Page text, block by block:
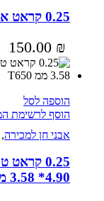
0.25 קראט אמרלד ברקת טבעי אמיתי לשיבוץ 4.2 ממ
150.00 ₪
הוספה לסל
הוסף לרשימת
אבני חן למכירה,
0.25
4.90* 3.58 ממ T650